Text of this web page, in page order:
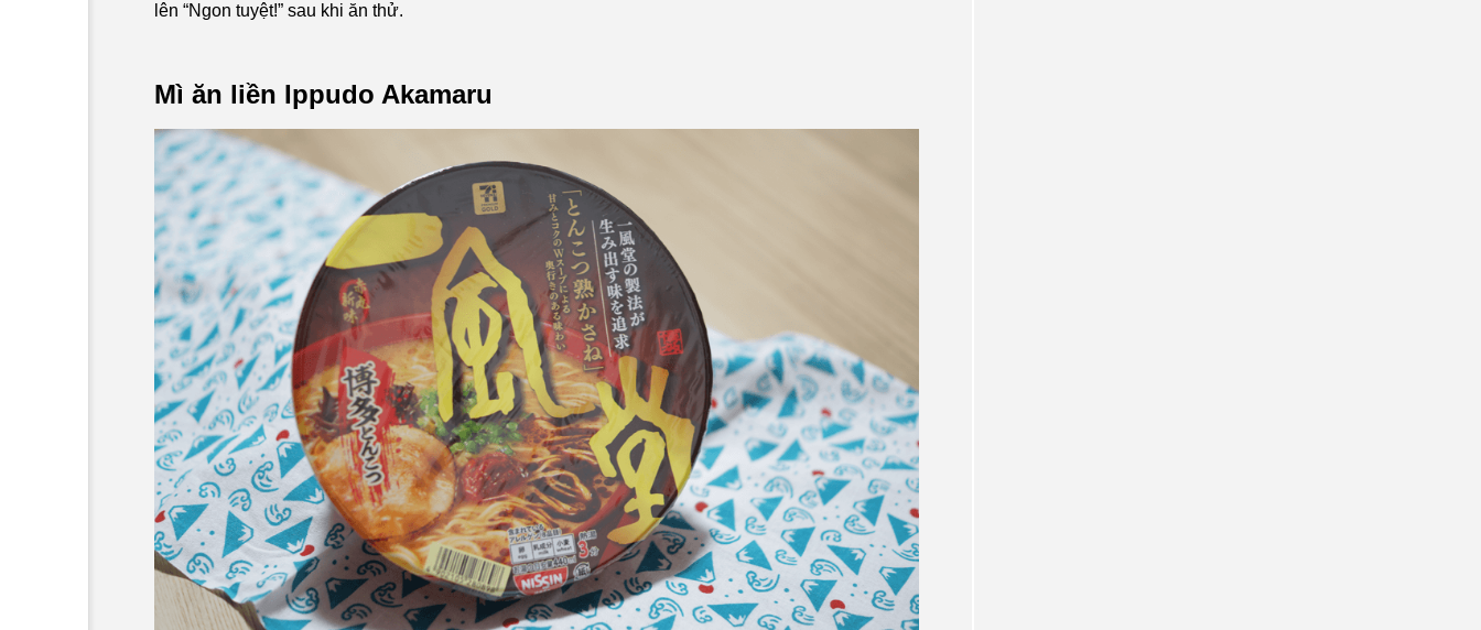
lên “Ngon tuyệt!” sau khi ăn thử.
Mì ăn liền Ippudo Akamaru